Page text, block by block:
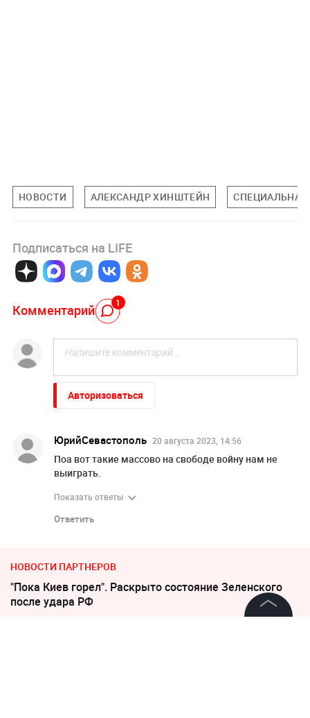
НОВОСТИ АЛЕКСАНДР ХИНШТЕЙН СПЕЦИАЛЬНАЯ
Подписаться на LIFE
Комментарий 1
Авторизоваться
ЮрийСевастополь 20 августа 2023, 14:56
Поа вот такие массово на свободе войну нам не
выиграть.
Показать ответы
Ответить
НОВОСТИ ПАРТНЕРОВ
"Пока Киев горел". Раскрыто состояние Зеленского
после удара РФ